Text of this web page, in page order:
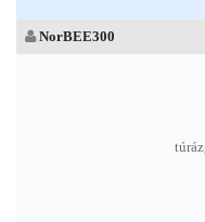
NorBEE300